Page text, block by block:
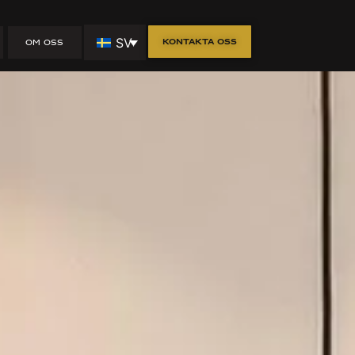
OM OSS SV Kontakta oss